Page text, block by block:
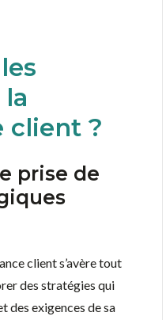
client ?
prise de
client s’avère tout
des stratégies qui
des exigences de sa